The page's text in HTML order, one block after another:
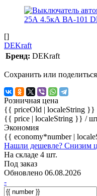
[]
DEKraft
Бренд: DEKraft
Сохранить или
Розничная цена
{{ priceOld | localeString }}
{{ price | localeString }} /
Экономия
{{ economy*number |
Нашли дешевле? Снизим
На складе 4 шт.
Под заказ
Обновлено 06.08.2026
-